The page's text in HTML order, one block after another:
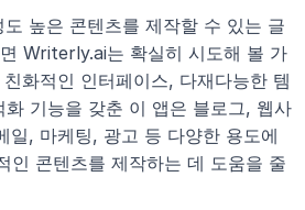
높은 콘텐츠를 제작할 수 있는 글
Writerly.ai는 확실히 시도해 볼 가
화적인 인터페이스, 다재다능한 템
화 기능을 갖춘 이 앱은 블로그, 웹사
일, 마케팅, 광고 등 다양한 용도에
인 콘텐츠를 제작하는 데 도움을 줄